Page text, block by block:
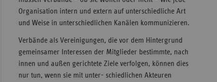
Organisation intern und extern auf unterschiedliche Art
und Weise in unterschiedlichen Kanälen kommunizieren.
Verbände als Vereinigungen, die vor dem Hintergrund
gemeinsamer Interessen der Mitglieder bestimmte, nach
innen und außen gerichtete Ziele verfolgen, können dies
nur tun, wenn sie mit unter- schiedlichen Akteuren